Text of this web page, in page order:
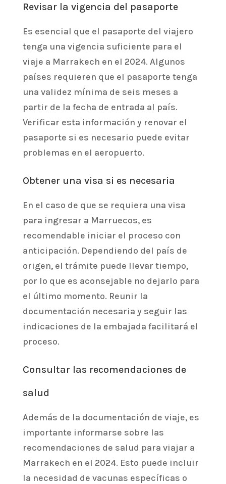
Revisar la vigencia del pasaporte
Es esencial que el pasaporte del viajero
tenga una vigencia suficiente para el
viaje a Marrakech en el 2024. Algunos
países requieren que el pasaporte tenga
una validez mínima de seis meses a
partir de la fecha de entrada al país.
Verificar esta información y renovar el
pasaporte si es necesario puede evitar
problemas en el aeropuerto.
Obtener una visa si es necesaria
En el caso de que se requiera una visa
para ingresar a Marruecos, es
recomendable iniciar el proceso con
anticipación. Dependiendo del país de
origen, el trámite puede llevar tiempo,
por lo que es aconsejable no dejarlo para
el último momento. Reunir la
documentación necesaria y seguir las
indicaciones de la embajada facilitará el
proceso.
Consultar las recomendaciones de
salud
Además de la documentación de viaje, es
importante informarse sobre las
recomendaciones de salud para viajar a
Marrakech en el 2024. Esto puede incluir
la necesidad de vacunas específicas o